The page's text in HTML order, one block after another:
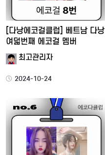
[다낭에코걸클럽] 베트남 다낭
여덟번째 에코걸 멤버
최고관리자
2024-10-24